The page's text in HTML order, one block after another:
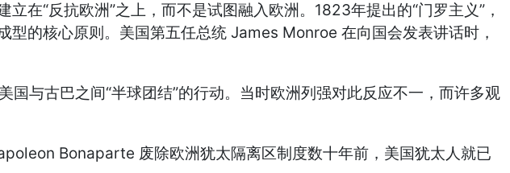
立在“反抗欧洲”之上，而不是试图融入欧洲。 1823年提出的“门罗主义”，
型的核心原则。美国第五任总统James Monroe 在向国会发表讲话时，
国与古巴之间“半球团结”的行动。当时欧洲列强对此反应不一，而许多观
Bonaparte 废除欧洲犹太隔离区制度数十年前，美国犹太人就已